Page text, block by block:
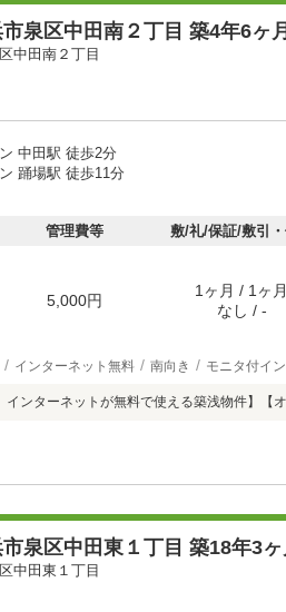
泉区中田南２丁目 築4年6ヶ
中田南２丁目
中田駅 徒歩2分
踊場駅 徒歩11分
管理費等 敷/礼/保証/敷引
5,000円
1ヶ月 / 1ヶ月
なし / -
インターネット無料 南向き モニタ付イ
インターネットが無料で使える築浅物件】【
泉区中田東１丁目 築18年3
中田東１丁目